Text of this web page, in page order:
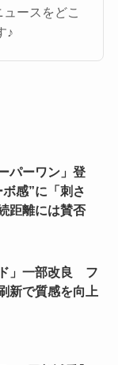
ースをどこ
♪
パーワン」登
感”に「刺さ
距離には賛否
」一部改良 フ
新で質感を向上